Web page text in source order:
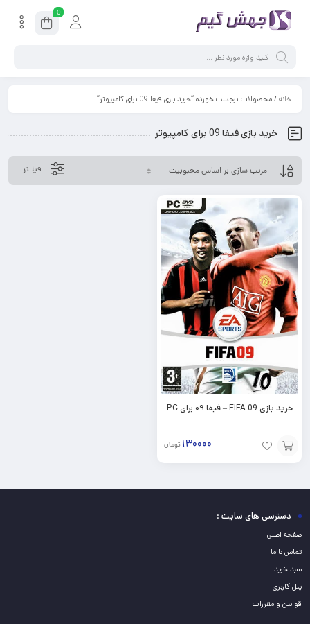
0
خانه / محصولات برچسب خورده “خرید بازی فیفا 09 برای کامپیوتر”
خرید بازی فیفا 09 برای کامپیوتر
فیلـتر
خرید بازی FIFA 09 – فیفا ۰۹ برای PC
۱۳۰۰۰۰ تومان
افزودن
به
دسترسی های سایت :
صفحه اصلی
تماس با ما
سبد خرید
پنل کاربری
قوانین و مقررات